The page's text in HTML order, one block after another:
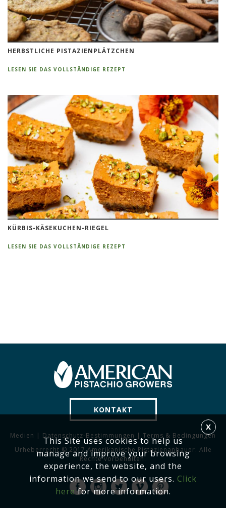
HERBSTLICHE PISTAZIENPLÄTZCHEN
LESEN SIE DAS VOLLSTÄNDIGE REZEPT
KÜRBIS-KÄSEKUCHEN-RIEGEL
LESEN SIE DAS VOLLSTÄNDIGE REZEPT
KONTAKT
Medien | Datenschutz-Bestimmungen | Terms & Bedingungen
Urheberrecht © 2017 Amerikanische Pistazienanbauer. Alle
Rechte vorbehalten.
X
This Site uses cookies to help us
manage and improve your browsing
experience, the website, and the
information we send to our users. Click
herefor more information.